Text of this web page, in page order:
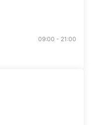
09:00 - 21:00